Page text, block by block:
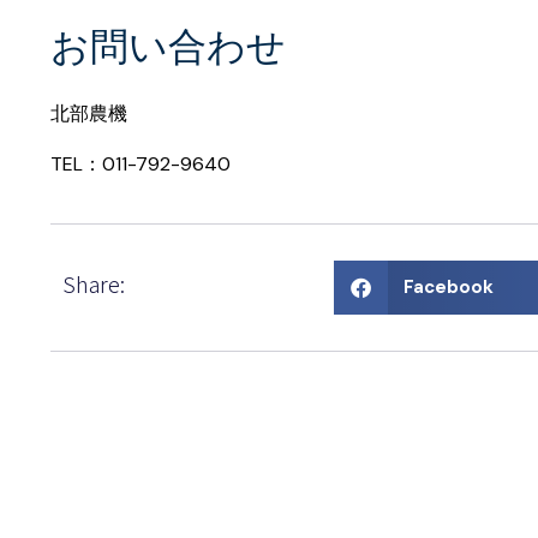
お問い合わせ
北部農機
TEL：011-792-9640
Share: Facebook